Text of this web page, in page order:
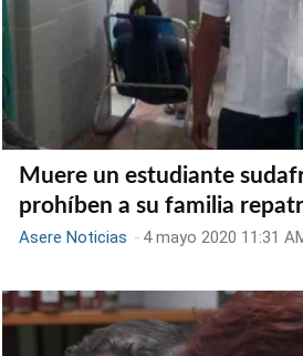
Muere un estudiante
prohíben a su familia
Asere Noticias - 4 mayo 2020 11:31